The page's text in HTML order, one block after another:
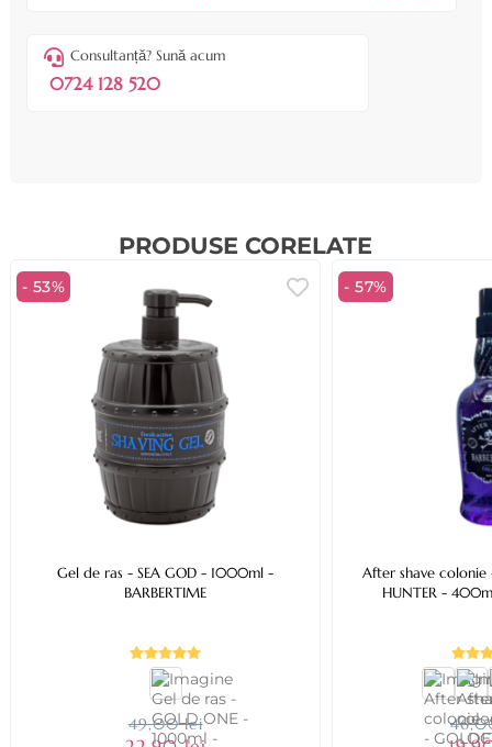
Consultanță? Sună acum
0724 128 520
PRODUSE CORELATE
- 53%
Gel de ras - SEA GOD - 1000ml -
BARBERTIME
49,00 lei
- 57%
After shave colonie - No:6 -
HUNTER